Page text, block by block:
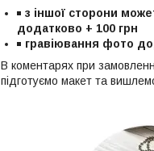
з іншої сторони
додатково + 100 грн
гравіювання фото
В коментарях при
підготуємо макет та